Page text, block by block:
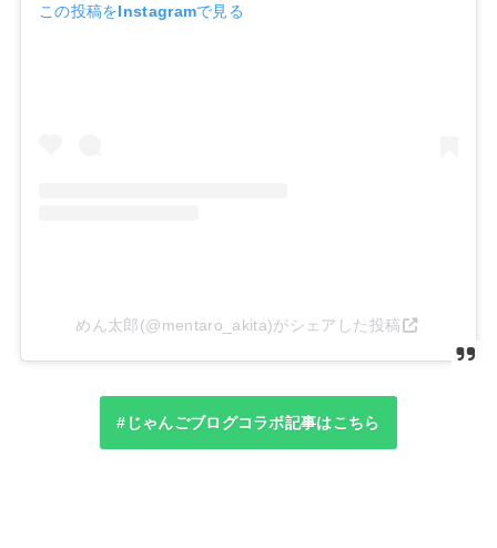
この投稿をInstagramで見る
めん太郎(@mentaro_akita)がシェアした投稿
#じゃんごブログコラボ記事はこちら